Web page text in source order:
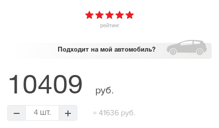
рейтинг
Подходит на мой автомобиль?
10409 руб.
4 шт. = 41636 руб.